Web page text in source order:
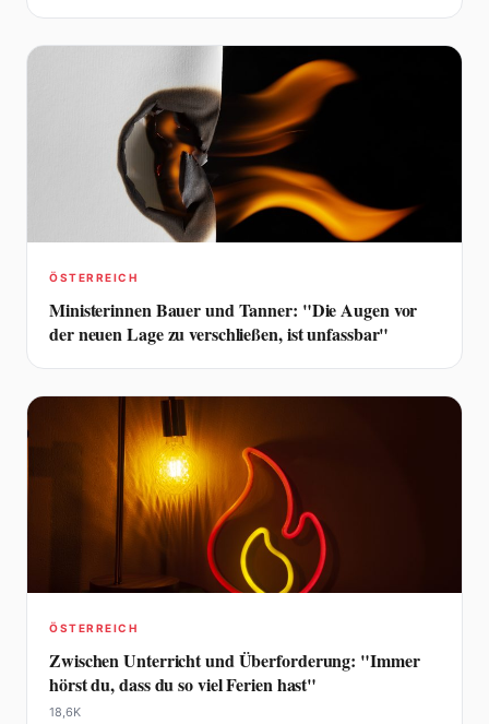
ÖSTERREICH
Ministerinnen Bauer und Tanner: "Die Augen vor
der neuen Lage zu verschließen, ist unfassbar"
ÖSTERREICH
Zwischen Unterricht und Überforderung: "Immer
hörst du, dass du so viel Ferien hast"
18,6K